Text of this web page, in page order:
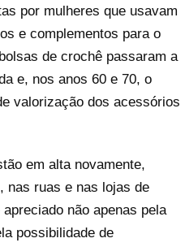
por mulheres que usavam
e complementos para o
de crochê passaram a
e, nos anos 60 e 70, o
valorização dos acessórios
em alta novamente,
nas ruas e nas lojas de
não apenas pela
possibilidade de